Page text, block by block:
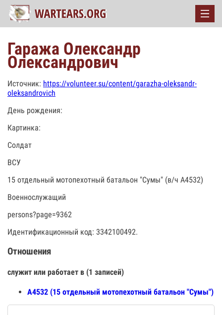
Гаража Олександр
Олександрович
Источник: https://volunteer.su/content/garazha-oleksandr-
oleksandrovich
День рождения:
Картинка:
Солдат
ВСУ
15 отдельный мотопехотный батальон "Сумы" (в/ч А4532)
Военнослужащий
persons?page=9362
Идентификационный код: 3342100492.
Отношения
служит или работает в (1 записей)
А4532 (15 отдельный мотопехотный батальон "Сумы")